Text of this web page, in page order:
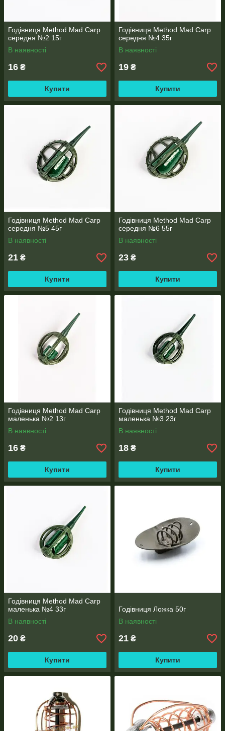
Годівниця Method Mad Carp
середня №2 15г
В наявності
16 ₴
Купити
Годівниця Method Mad Carp
середня №4 35г
В наявності
19 ₴
Купити
Годівниця Method Mad Carp
середня №5 45г
В наявності
21 ₴
Купити
Годівниця Method Mad Carp
середня №6 55г
В наявності
23 ₴
Купити
Годівниця Method Mad Carp
маленька №2 13г
В наявності
16 ₴
Купити
Годівниця Method Mad Carp
маленька №3 23г
В наявності
18 ₴
Купити
Годівниця Method Mad Carp
маленька №4 33г
В наявності
20 ₴
Купити
Годівниця Ложка 50г
В наявності
21 ₴
Купити